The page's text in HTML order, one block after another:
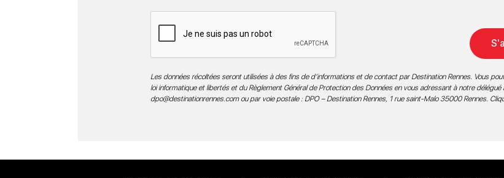
Les données récoltées seront utilisées à des fins de d’informations et de contact par Destination Rennes. Vous
loi informatique et libertés et du Règlement Général de Protection des Données en vous adressant à notre
dpo@destinationrennes.comou par voie postale : DPO – Destination Rennes, 1 rue saint-Malo 35000 Rennes.